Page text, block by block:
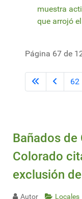
muestra
que arrojó
Página 67 de
62
Bañados de
Colorado
exclusión
Autor Locales